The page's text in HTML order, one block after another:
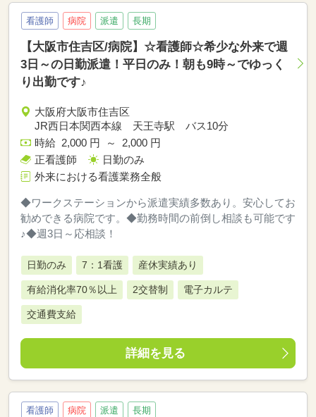
看護師 病院 派遣 長期
【大阪市住吉区/病院】☆看護師☆希少な外来で週
3日～の日勤派遣！平日のみ！朝も9時～でゆっく
り出勤です♪
大阪府大阪市住吉区
JR西日本関西本線 天王寺駅 バス10分
時給 2,000 円 ～ 2,000 円
正看護師
日勤のみ
外来における看護業務全般
◆ワークステーションから派遣実績多数あり。安心してお
勧めできる病院です。◆勤務時間の前倒し相談も可能です
♪◆週3日～応相談！
日勤のみ 7：1看護 産休実績あり
有給消化率70％以上 2交替制 電子カルテ
交通費支給
詳細を見る
看護師 病院 派遣 長期